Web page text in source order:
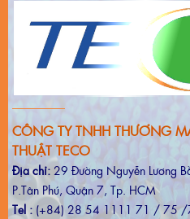
CÔNG TY TNHH THƯƠNG
THUẬT TECO
Địa chỉ: 29 Đường Nguyễn Lương
P.Tân Phú, Quận 7, Tp. HCM
Tel : (+84) 28 54 1111